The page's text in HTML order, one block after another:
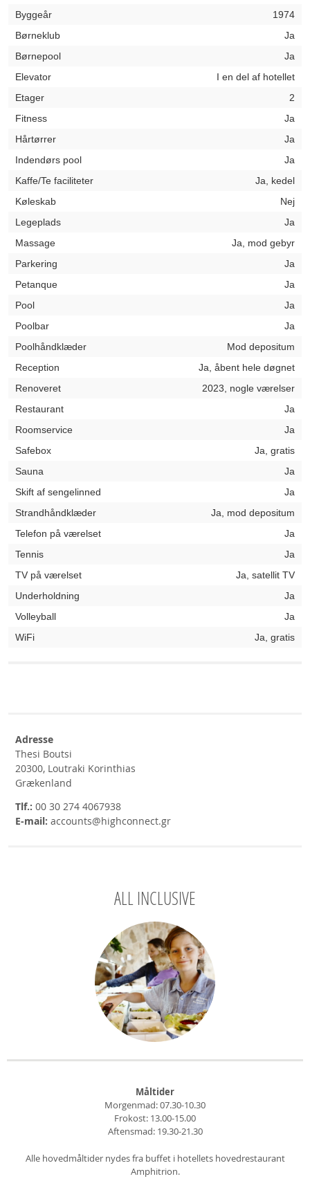
Byggeår
1974
Børneklub
Ja
Børnepool
Ja
Elevator
I en del af hotellet
Etager
2
Fitness
Ja
Hårtørrer
Ja
Indendørs pool
Ja
Kaffe/Te faciliteter
Ja, kedel
Køleskab
Nej
Legeplads
Ja
Massage
Ja, mod gebyr
Parkering
Ja
Petanque
Ja
Pool
Ja
Poolbar
Ja
Poolhåndklæder
Mod depositum
Reception
Ja, åbent hele døgnet
Renoveret
2023, nogle værelser
Restaurant
Ja
Roomservice
Ja
Safebox
Ja, gratis
Sauna
Ja
Skift af sengelinned
Ja
Strandhåndklæder
Ja, mod depositum
Telefon på værelset
Ja
Tennis
Ja
TV på værelset
Ja, satellit TV
Underholdning
Ja
Volleyball
Ja
WiFi
Ja, gratis
Adresse
Thesi Boutsi
20300, Loutraki Korinthias
Grækenland
Tlf.: 00 30 274 4067938
E-mail: accounts@highconnect.gr
ALL INCLUSIVE
Måltider
Morgenmad: 07.30-10.30
Frokost: 13.00-15.00
Aftensmad: 19.30-21.30
Alle hovedmåltider nydes fra buffet i hotellets hovedrestaurant
Amphitrion.